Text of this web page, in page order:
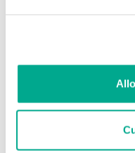
antivirus la detectaron
Durante 2014 y 2015, una
sobre los robos en cajeros
maliciosos dio como
investigadores finalmente
a cerca de 450 cajeros